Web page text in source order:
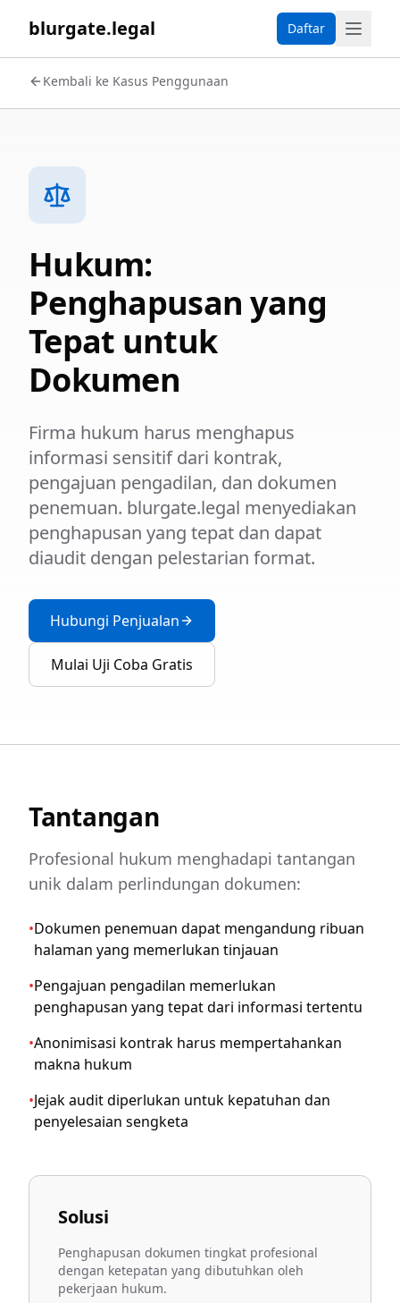
blurgate.legal Daftar
Kembali ke Kasus Penggunaan
Hukum:
Penghapusan yang
Tepat untuk
Dokumen
Firma hukum harus menghapus
informasi sensitif dari kontrak,
pengajuan pengadilan, dan dokumen
penemuan. blurgate.legal menyediakan
penghapusan yang tepat dan dapat
diaudit dengan pelestarian format.
Hubungi Penjualan
Mulai Uji Coba Gratis
Tantangan
Profesional hukum menghadapi tantangan
unik dalam perlindungan dokumen:
•Dokumen penemuan dapat mengandung ribuan
halaman yang memerlukan tinjauan
•Pengajuan pengadilan memerlukan
penghapusan yang tepat dari informasi tertentu
•Anonimisasi kontrak harus mempertahankan
makna hukum
•Jejak audit diperlukan untuk kepatuhan dan
penyelesaian sengketa
Solusi
Penghapusan dokumen tingkat profesional
dengan ketepatan yang dibutuhkan oleh
pekerjaan hukum.